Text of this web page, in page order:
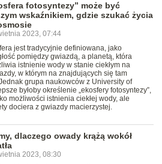
fotosyntezy” może być
wskaźnikiem, gdzie szukać życia
2023, 07:44
jest tradycyjnie definiowana, jako
pomiędzy gwiazdą, a planetą, która
istnienie wody w stanie ciekłym na
w którym na znajdujących się tam
grupa naukowców z University of
byłoby określenie „ekosfery fotosyntezy”,
możliwości istnienia ciekłej wody, ale
dociera z gwiazdy macierzystej.
dlaczego owady krążą wokół
2023, 08:30